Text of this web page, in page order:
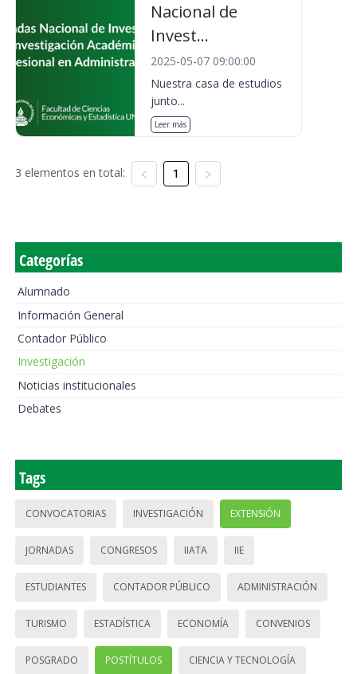
Nacional de
Invest...
2025-05-07 09:00:00
Nuestra casa de estudios
junto...
Leer más
3 elementos en total: 1
Categorías
Alumnado
Información General
Contador Público
Investigación
Noticias institucionales
Debates
Tags
CONVOCATORIAS INVESTIGACIÓN EXTENSIÓN
JORNADAS CONGRESOS IIATA IIE
ESTUDIANTES CONTADOR PÚBLICO ADMINISTRACIÓN
TURISMO ESTADÍSTICA ECONOMÍA CONVENIOS
POSGRADO POSTÍTULOS CIENCIA Y TECNOLOGÍA